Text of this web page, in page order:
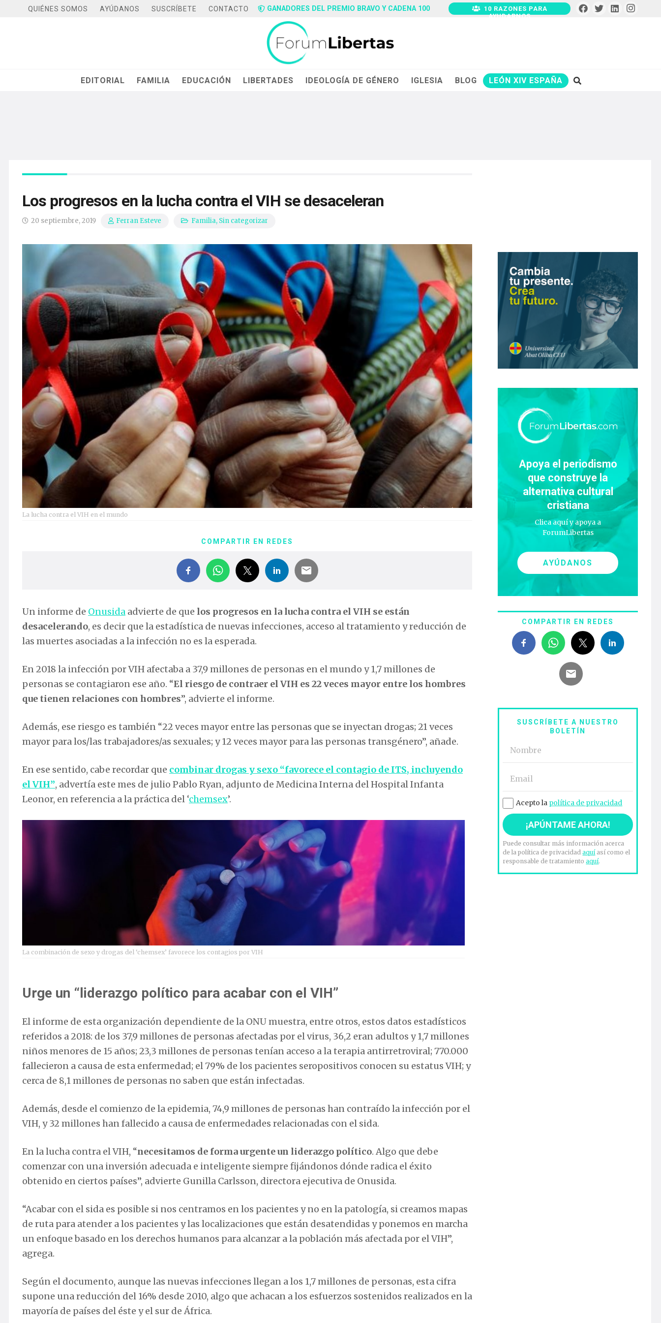
QUIÉNES SOMOS AYÚDANOS SUSCRÍBETE CONTACTO GANADORES DEL PREMIO BRAVO Y CADENA 100
10 RAZONES PARA
AYUDARNOS
EDITORIAL FAMILIA EDUCACIÓN LIBERTADES IDEOLOGÍA DE GÉNERO IGLESIA BLOG LEÓN XIV ESPAÑA
Los progresos en la lucha contra el VIH se desaceleran
20 septiembre, 2019 Ferran Esteve Familia, Sin categorizar
La lucha contra el VIH en el mundo
COMPARTIR EN REDES
Un informe de Onusida advierte de que los progresos en la lucha contra el VIH se están
desacelerando, es decir que la estadística de nuevas infecciones, acceso al tratamiento y reducción de
las muertes asociadas a la infección no es la esperada.
En 2018 la infección por VIH afectaba a 37,9 millones de personas en el mundo y 1,7 millones de
personas se contagiaron ese año. “El riesgo de contraer el VIH es 22 veces mayor entre los hombres
que tienen relaciones con hombres”, advierte el informe.
Además, ese riesgo es también “22 veces mayor entre las personas que se inyectan drogas; 21 veces
mayor para los/las trabajadores/as sexuales; y 12 veces mayor para las personas transgénero”, añade.
En ese sentido, cabe recordar que combinar drogas y sexo “favorece el contagio de ITS, incluyendo
el VIH”, advertía este mes de julio Pablo Ryan, adjunto de Medicina Interna del Hospital Infanta
Leonor, en referencia a la práctica del ‘chemsex’.
La combinación de sexo y drogas del ‘chemsex’ favorece los contagios por VIH
Urge un “liderazgo político para acabar con el VIH”
El informe de esta organización dependiente de la ONU muestra, entre otros, estos datos estadísticos
referidos a 2018: de los 37,9 millones de personas afectadas por el virus, 36,2 eran adultos y 1,7 millones
niños menores de 15 años; 23,3 millones de personas tenían acceso a la terapia antirretroviral; 770.000
fallecieron a causa de esta enfermedad; el 79% de los pacientes seropositivos conocen su estatus VIH; y
cerca de 8,1 millones de personas no saben que están infectadas.
Además, desde el comienzo de la epidemia, 74,9 millones de personas han contraído la infección por el
VIH, y 32 millones han fallecido a causa de enfermedades relacionadas con el sida.
En la lucha contra el VIH, “necesitamos de forma urgente un liderazgo político. Algo que debe
comenzar con una inversión adecuada e inteligente siempre fijándonos dónde radica el éxito
obtenido en ciertos países”, advierte Gunilla Carlsson, directora ejecutiva de Onusida.
“Acabar con el sida es posible si nos centramos en los pacientes y no en la patología, si creamos mapas
de ruta para atender a los pacientes y las localizaciones que están desatendidas y ponemos en marcha
un enfoque basado en los derechos humanos para alcanzar a la población más afectada por el VIH”,
agrega.
Según el documento, aunque las nuevas infecciones llegan a los 1,7 millones de personas, esta cifra
supone una reducción del 16% desde 2010, algo que achacan a los esfuerzos sostenidos realizados en la
mayoría de países del éste y el sur de África.
Apoya el periodismo
que construye la
alternativa cultural
cristiana
Clica aquí y apoya a
ForumLibertas
AYÚDANOS
COMPARTIR EN REDES
SUSCRÍBETE A NUESTRO
BOLETÍN
Acepto la política de privacidad
Puede consultar más información acerca
de la política de privacidadaquíasí como el
responsable de tratamientoaquí.